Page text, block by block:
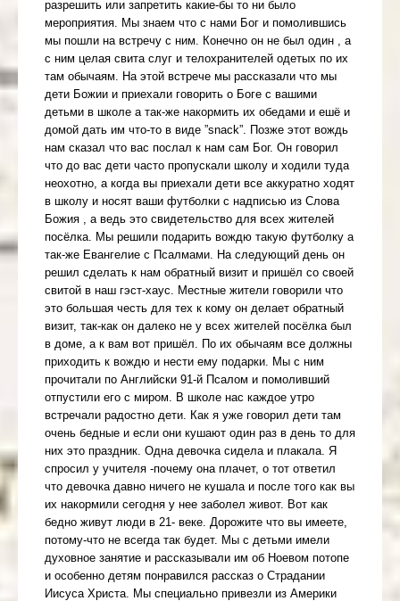
разрешить или запретить какие-бы то ни было
мероприятия. Мы знаем что с нами Бог и помолившись
мы пошли на встречу с ним. Конечно он не был один , а
с ним целая свита слуг и телохранителей одетых по их
там обычаям. На этой встрече мы рассказали что мы
дети Божии и приехали говорить о Боге с вашими
детьми в школе а так-же накормить их обедами и ешё и
домой дать им что-то в виде ”snack”. Позже этот вождь
нам сказал что вас послал к нам сам Бог. Он говорил
что до вас дети часто пропускали школу и ходили туда
неохотно, а когда вы приехали дети все аккуратно ходят
в школу и носят ваши футболки с надписью из Слова
Божия , а ведь это свидетельство для всех жителей
посёлка. Мы решили подарить вождю такую футболку а
так-же Евангелие с Псалмами. На следующий день он
решил сделать к нам обратный визит и пришёл со своей
свитой в наш гэст-хаус. Местные жители говорили что
это большая честь для тех к кому он делает обратный
визит, так-как он далеко не у всех жителей посёлка был
в доме, а к вам вот пришёл. По их обычаям все должны
приходить к вождю и нести ему подарки. Мы с ним
прочитали по Английски 91-й Псалом и помоливший
отпустили его с миром. В школе нас каждое утро
встречали радостно дети. Как я уже говорил дети там
очень бедные и если они кушают один раз в день то для
них это праздник. Одна девочка сидела и плакала. Я
спросил у учителя -почему она плачет, о тот ответил
что девочка давно ничего не кушала и после того как вы
их накормили сегодня у нее заболел живот. Вот как
бедно живут люди в 21- веке. Дорожите что вы имеете,
потому-что не всегда так будет. Мы с детьми имели
духовное занятие и рассказывали им об Ноевом потопе
и особенно детям понравился рассказ о Страдании
Иисуса Христа. Мы специально привезли из Америки